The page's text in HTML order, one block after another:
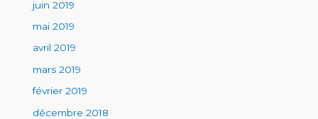
juin 2019
mai 2019
avril 2019
mars 2019
février 2019
décembre 2018